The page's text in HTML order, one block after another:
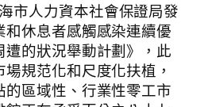
市人力資本社會保證局發
休息者感觸感染連續優
的狀況舉動計劃》，此
規范化和尺度化扶植，
區域性、行業性零工市